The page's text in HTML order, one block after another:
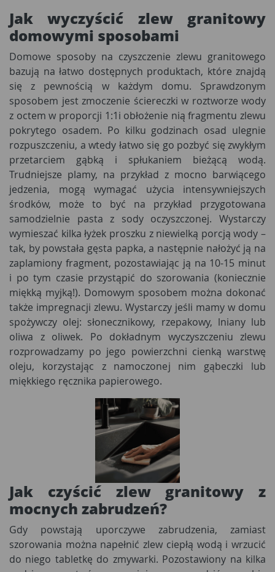
Jak wyczyścić zlew granitowy
domowymi sposobami
Domowe sposoby na czyszczenie zlewu granitowego
bazują na łatwo dostępnych produktach, które znajdą
się z pewnością w każdym domu. Sprawdzonym
sposobem jest zmoczenie ściereczki w roztworze wody
z octem w proporcji 1:1i obłożenie nią fragmentu zlewu
pokrytego osadem. Po kilku godzinach osad ulegnie
rozpuszczeniu, a wtedy łatwo się go pozbyć się zwykłym
przetarciem gąbką i spłukaniem bieżącą wodą.
Trudniejsze plamy, na przykład z mocno barwiącego
jedzenia, mogą wymagać użycia intensywniejszych
środków, może to być na przykład przygotowana
samodzielnie pasta z sody oczyszczonej. Wystarczy
wymieszać kilka łyżek proszku z niewielką porcją wody –
tak, by powstała gęsta papka, a następnie nałożyć ją na
zaplamiony fragment, pozostawiając ją na 10-15 minut
i po tym czasie przystąpić do szorowania (koniecznie
miękką myjką!). Domowym sposobem można dokonać
także impregnacji zlewu. Wystarczy jeśli mamy w domu
spożywczy olej: słonecznikowy, rzepakowy, lniany lub
oliwa z oliwek. Po dokładnym wyczyszczeniu zlewu
rozprowadzamy po jego powierzchni cienką warstwę
oleju, korzystając z namoczonej nim gąbeczki lub
miękkiego ręcznika papierowego.
Jak czyścić zlew granitowy z
mocnych zabrudzeń?
Gdy powstają uporczywe zabrudzenia, zamiast
szorowania można napełnić zlew ciepłą wodą i wrzucić
do niego tabletkę do zmywarki. Pozostawiony na kilka